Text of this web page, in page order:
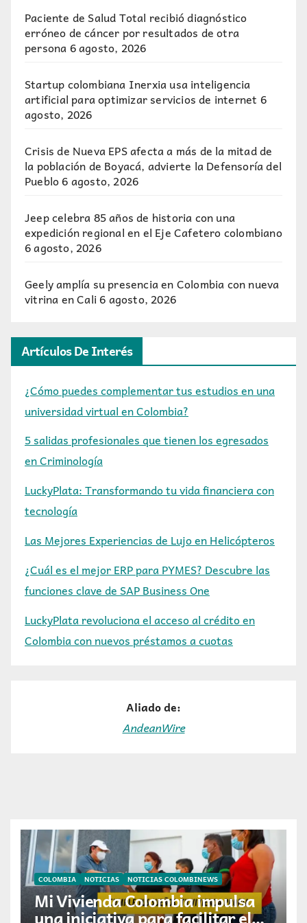
Paciente de Salud Total recibió diagnóstico
erróneo de cáncer por resultados de otra
persona6 agosto, 2026
Startup colombiana Inerxia usa inteligencia
artificial para optimizar servicios de internet 6
agosto, 2026
Crisis de Nueva EPS afecta a más de la mitad de
la población de Boyacá, advierte la Defensoría del
Pueblo6 agosto, 2026
Jeep celebra 85 años de historia con una
expedición regional en el Eje Cafetero colombiano
6 agosto, 2026
Geely amplía su presencia en Colombia con nueva
vitrina en Cali 6 agosto, 2026
Artículos De Interés
¿Cómo puedes complementar tus estudios en una
universidad virtual en Colombia?
5 salidas profesionales que tienen los egresados
en Criminología
LuckyPlata: Transformando tu vida financiera con
tecnología
Las Mejores Experiencias de Lujo en Helicópteros
¿Cuál es el mejor ERP para PYMES? Descubre las
funciones clave de SAP Business One
LuckyPlata revoluciona el acceso al crédito en
Colombia con nuevos préstamos a cuotas
Aliado de:
AndeanWire
COLOMBIA NOTICIAS NOTICIAS COLOMBINEWS
Mi Vivienda Colombia impulsa
una iniciativa para facilitar el